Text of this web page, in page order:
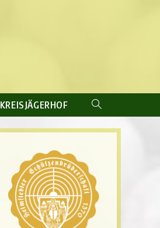
KREISJÄGERHOF WEBSITE-
SUCHE